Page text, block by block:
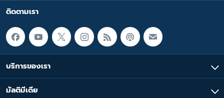
ติดตามเรา
บริการของเรา
มัลติมีเดีย